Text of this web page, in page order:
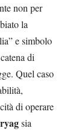
non per
la
e simbolo
di
Quel caso
di operare
sia